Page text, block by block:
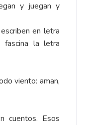
y juegan y
en letra
fascina la letra
viento: aman,
cuentos. Esos